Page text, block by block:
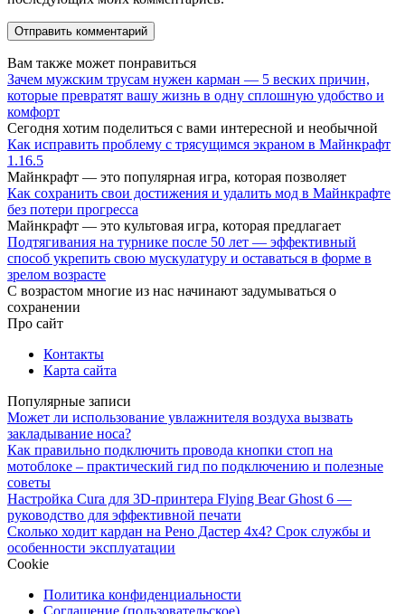
Вам также может понравиться
Зачем мужским трусам нужен карман — 5 веских причин,
которые превратят вашу жизнь в одну сплошную удобство и
комфорт
Сегодня хотим поделиться с вами интересной и необычной
Как исправить проблему с трясущимся экраном в Майнкрафт
1.16.5
Майнкрафт — это популярная игра, которая позволяет
Как сохранить свои достижения и удалить мод в Майнкрафте
без потери прогресса
Майнкрафт — это культовая игра, которая предлагает
Подтягивания на турнике после 50 лет — эффективный
способ укрепить свою мускулатуру и оставаться в форме в
зрелом возрасте
С возрастом многие из нас начинают задумываться о
сохранении
Про сайт
Контакты
Карта сайта
Популярные записи
Может ли использование увлажнителя воздуха вызвать
закладывание носа?
Как правильно подключить провода кнопки стоп на
мотоблоке – практический гид по подключению и полезные
советы
Настройка Cura для 3D-принтера Flying Bear Ghost 6 —
руководство для эффективной печати
Сколько ходит кардан на Рено Дастер 4х4? Срок службы и
особенности эксплуатации
Cookie
Политика конфиденциальности
Соглашение (пользовательское)